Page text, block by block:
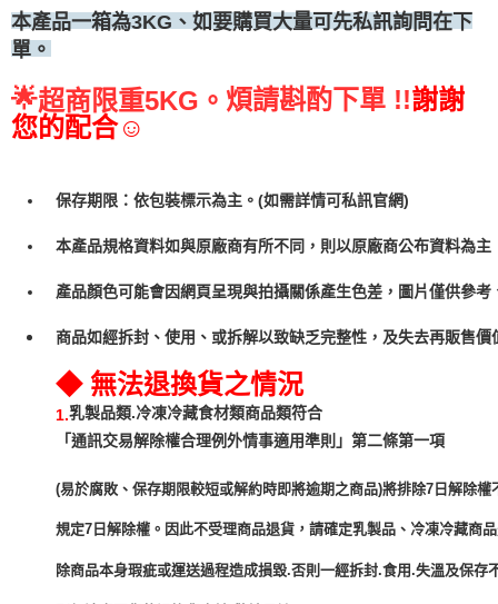
(請點開選項勾選)
每筆NT$250
本產品一箱為3KG 、如要購買大量可先私訊詢問在下
單。
🌟超商限重5KG。 煩請斟酌下單 !!謝謝
您的配合☺
保存期限：依包裝標示為主。(如需詳情可私訊官網)
本產品規格資料如與原廠商有所不同，則以原廠商公布資料為主
產品顏色可能會因網頁呈現與拍攝關係產生色差，圖片僅供參
商品如經拆封、使用、或拆解以致缺乏完整性，及失去再販售
◆ 無法退換貨之情況
1.乳製品類.冷凍冷藏食材類商品類符合
「通訊交易解除權合理例外情事適用準則」第二條第一項
(易於腐敗、保存期限較短或解約時即將逾期之商品)將排除7日解除權
規定7日解除權。因此不受理商品退貨，請確定乳製品、冷凍冷藏商
除商品本身瑕疵或運送過程造成損毀.否則一經拆封.食用.失溫及保存